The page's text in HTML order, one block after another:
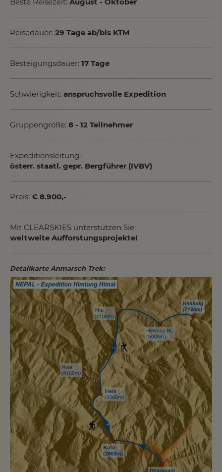
Reisedauer: 29 Tage ab/bis KTM
Besteigungsdauer: 17 Tage
Schwierigkeit: anspruchsvolle Expedition
Gruppengröße: 8 - 12 Teilnehmer
Expeditionsleitung:
österr. staatl. gepr. Bergführer (IVBV)
Preis: € 8.900,-
Mit CLEARSKIES unterstützen Sie:
weltweite Aufforstungsprojekte!
Detailkarte Anmarsch Trek: